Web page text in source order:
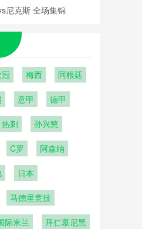
尼克斯 全场集锦
梅西 阿根廷
意甲 德甲
热刺 孙兴慜
C罗 阿森纳
日本
马德里竞技
际米兰 拜仁慕尼黑